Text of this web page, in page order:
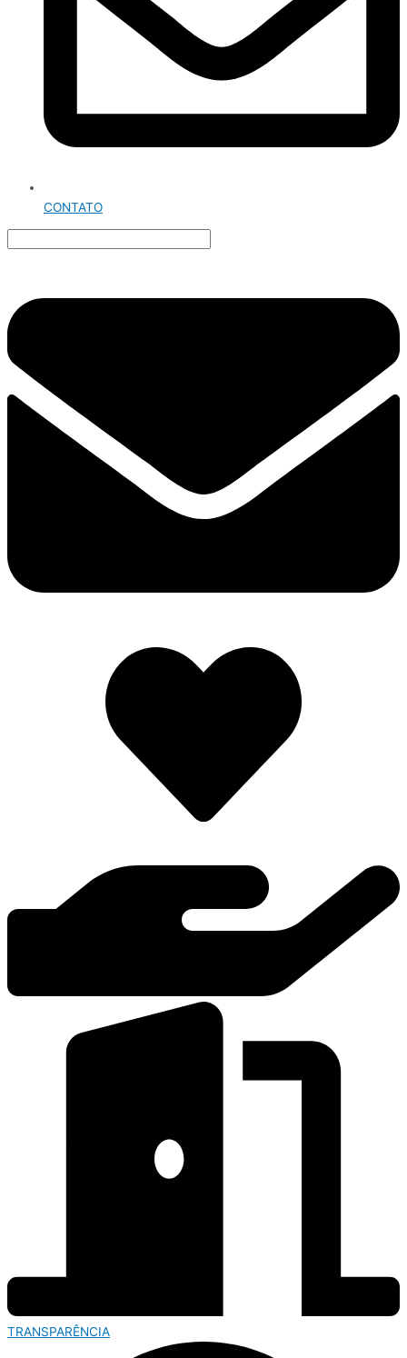
CONTATO
TRANSPARÊNCIA